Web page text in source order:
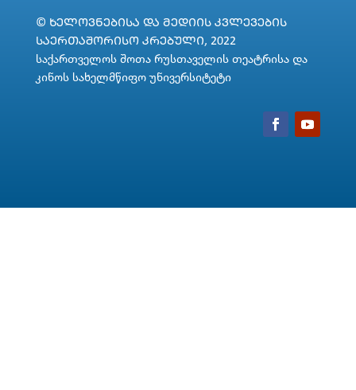
© ᲮᲔᲚᲝᲕᲜᲔᲑᲘᲡᲐ ᲓᲐ ᲛᲔᲓᲘᲘᲡ ᲙᲕᲚᲔᲕᲔᲑᲘᲡ
ᲡᲐᲔᲠᲗᲐᲨᲝᲠᲘᲡᲝ ᲙᲠᲔᲑᲣᲚᲘ, 2022
საქართველოს შოთა რუსთაველის თეატრისა და
კინოს სახელმწიფო უნივერსიტეტი